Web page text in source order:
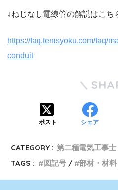
↓ねじなし電線管の解説はこち
https://faq.tenisyoku.com/faq/
conduit
ポスト シェア
CATEGORY : 第二種電気工事士
TAGS :
図記号 部材・材料